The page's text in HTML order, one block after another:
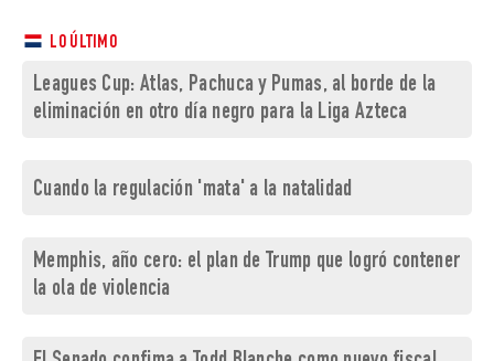
LO ÚLTIMO
Leagues Cup: Atlas, Pachuca y Pumas, al borde de la
eliminación en otro día negro para la Liga Azteca
Cuando la regulación 'mata' a la natalidad
Memphis, año cero: el plan de Trump que logró contener
la ola de violencia